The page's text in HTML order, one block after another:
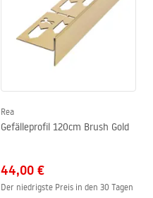
Rea
Gefälleprofil 120cm Brush Gold
44,00 €
Der niedrigste Preis in den 30 Tagen